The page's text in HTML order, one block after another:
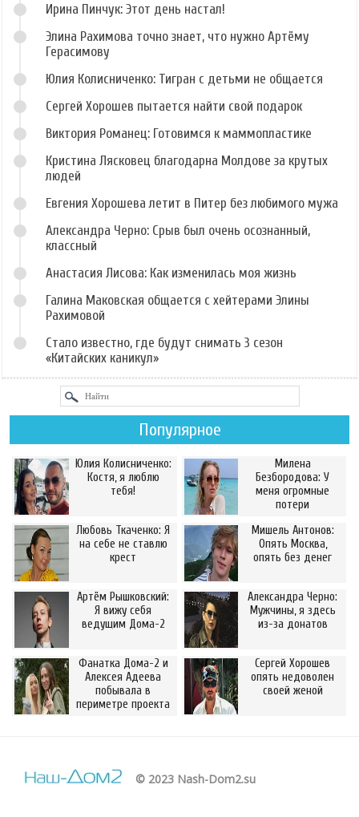
Ирина Пинчук: Этот день настал!
Элина Рахимова точно знает, что нужно Артёму
Герасимову
Юлия Колисниченко: Тигран с детьми не общается
Сергей Хорошев пытается найти свой подарок
Виктория Романец: Готовимся к маммопластике
Кристина Лясковец благодарна Молдове за крутых
людей
Евгения Хорошева летит в Питер без любимого мужа
Александра Черно: Срыв был очень осознанный,
классный
Анастасия Лисова: Как изменилась моя жизнь
Галина Маковская общается с хейтерами Элины
Рахимовой
Стало известно, где будут снимать 3 сезон
«Китайских каникул»
Популярное
Юлия Колисниченко:
Костя, я люблю
тебя!
Милена
Безбородова: У
меня огромные
потери
Любовь Ткаченко: Я
на себе не ставлю
крест
Мишель Антонов:
Опять Москва,
опять без денег
Артём Рышковский:
Я вижу себя
ведущим Дома-2
Александра Черно:
Мужчины, я здесь
из-за донатов
Фанатка Дома-2 и
Алексея Адеева
побывала в
периметре проекта
Сергей Хорошев
опять недоволен
своей женой
© 2023 Nash-Dom2.su